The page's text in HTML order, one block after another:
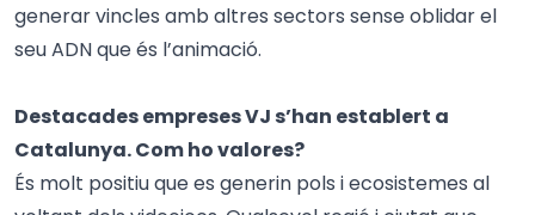
generar vincles amb altres sectors sense oblidar el
seu ADN que és l’animació.
Destacades empreses VJ s’han establert a
Catalunya. Com ho valores?
És molt positiu que es generin pols i ecosistemes al